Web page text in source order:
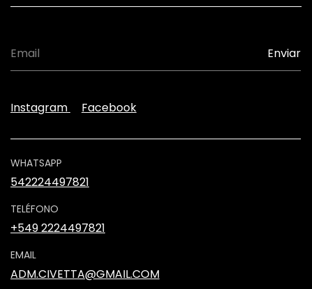
Instagram Facebook
WHATSAPP
542224497821
TELÉFONO
+549 2224497821
EMAIL
ADM.CIVETTA@GMAIL.COM